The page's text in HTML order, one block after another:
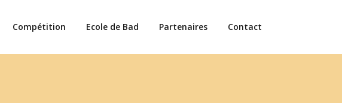
Compétition Ecole de Bad Partenaires Contact